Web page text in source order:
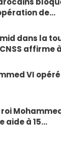
de…
dans la
affirme
VI
roi
aide à 15…